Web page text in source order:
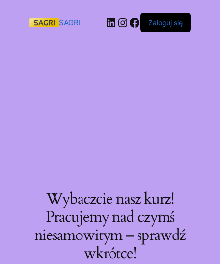
SAGRI Zaloguj się
Wybaczcie nasz kurz!
Pracujemy nad czymś
niesamowitym – sprawdź
wkrótce!